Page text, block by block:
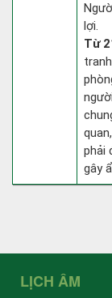
lợi.
Từ
phải
gây
LỊCH ÂM